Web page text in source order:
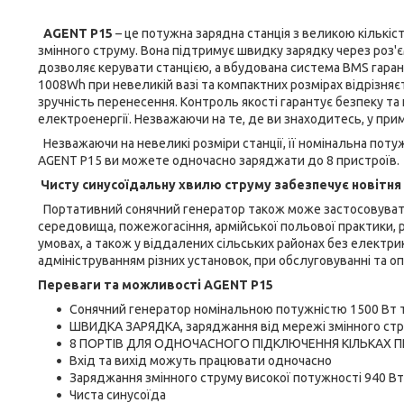
AGENT P15 – це потужна зарядна станція з великою
змінного струму. Вона підтримує швидку зарядку через
дозволяє керувати станцією, а вбудована система BMS
1008Wh при невеликій вазі та компактних розмірах
зручність перенесення. Контроль якості гарантує безпеку
електроенергії. Незважаючи на те, де ви знаходитесь, у
Незважаючи на невеликі розміри станції, її номінальна
AGENT P15 ви можете одночасно заряджати до 8 пристроїв.
Чисту синусоїдальну хвилю струму забезпечує
Портативний сонячний генератор також може
середовища, пожежогасіння, армійської польової практики,
умовах, а також у віддалених сільських районах без
адмініструванням різних установок, при обслуговуванні та
Переваги та можливості AGENT P15
Сонячний генератор номінальною потужністю 1500 Вт
ШВИДКА ЗАРЯДКА, заряджання від мережі змінного
8 ПОРТІВ ДЛЯ ОДНОЧАСНОГО ПІДКЛЮЧЕННЯ КІЛЬКАХ
Вхід та вихід можуть працювати одночасно
Заряджання змінного струму високої потужності 940
Чиста синусоїда